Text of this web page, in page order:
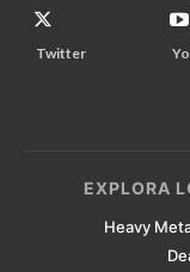
Twitter
EXPLORA
Heavy